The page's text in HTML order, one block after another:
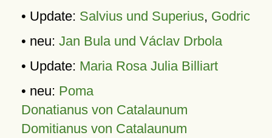
• Update: Salvius und Superius, Godric
• neu: Jan Bula und Václav Drbola
• Update: Maria Rosa Julia Billiart
• neu: Poma
Donatianus von Catalaunum
Domitianus von Catalaunum